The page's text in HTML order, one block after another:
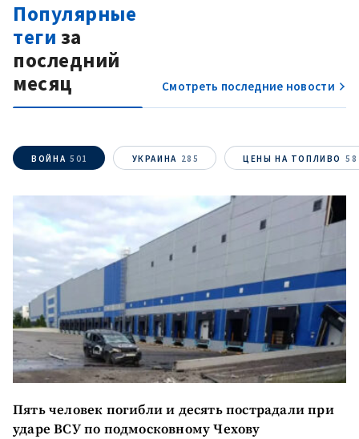
Популярные
теги за
последний
месяц
Смотреть последние новости
ВОЙНА 501 УКРАИНА 285 ЦЕНЫ НА ТОПЛИВО 58
Пять человек погибли и десять пострадали при
ударе ВСУ по подмосковному Чехову
конфиденциальности